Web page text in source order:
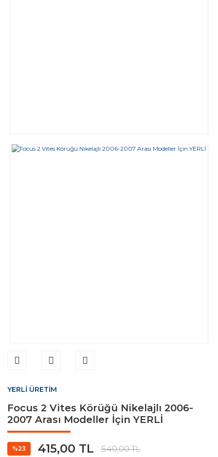
YERLİ ÜRETİM
Focus 2 Vites Körüğü Nikelajlı 2006-
2007 Arası Modeller İçin YERLİ
%23 415,00 TL 540,00 TL